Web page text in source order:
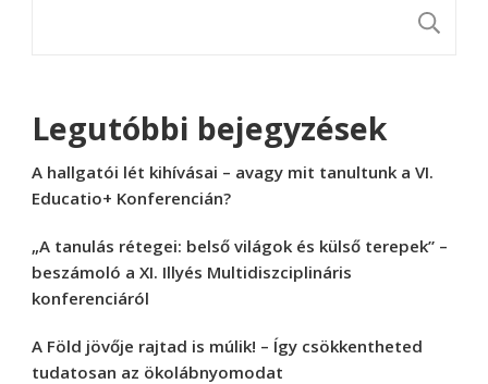
Legutóbbi bejegyzések
A hallgatói lét kihívásai – avagy mit tanultunk a VI.
Educatio+ Konferencián?
„A tanulás rétegei: belső világok és külső terepek” –
beszámoló a XI. Illyés Multidiszciplináris
konferenciáról
A Föld jövője rajtad is múlik! – Így csökkentheted
tudatosan az ökolábnyomodat